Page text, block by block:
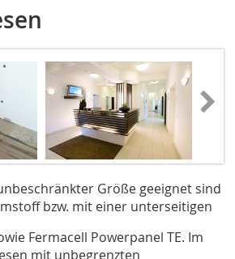
Größe geeignet sind
bzw. mit einer unterseitigen
Fermacell Powerpanel TE. Im
mit unbegrenzten